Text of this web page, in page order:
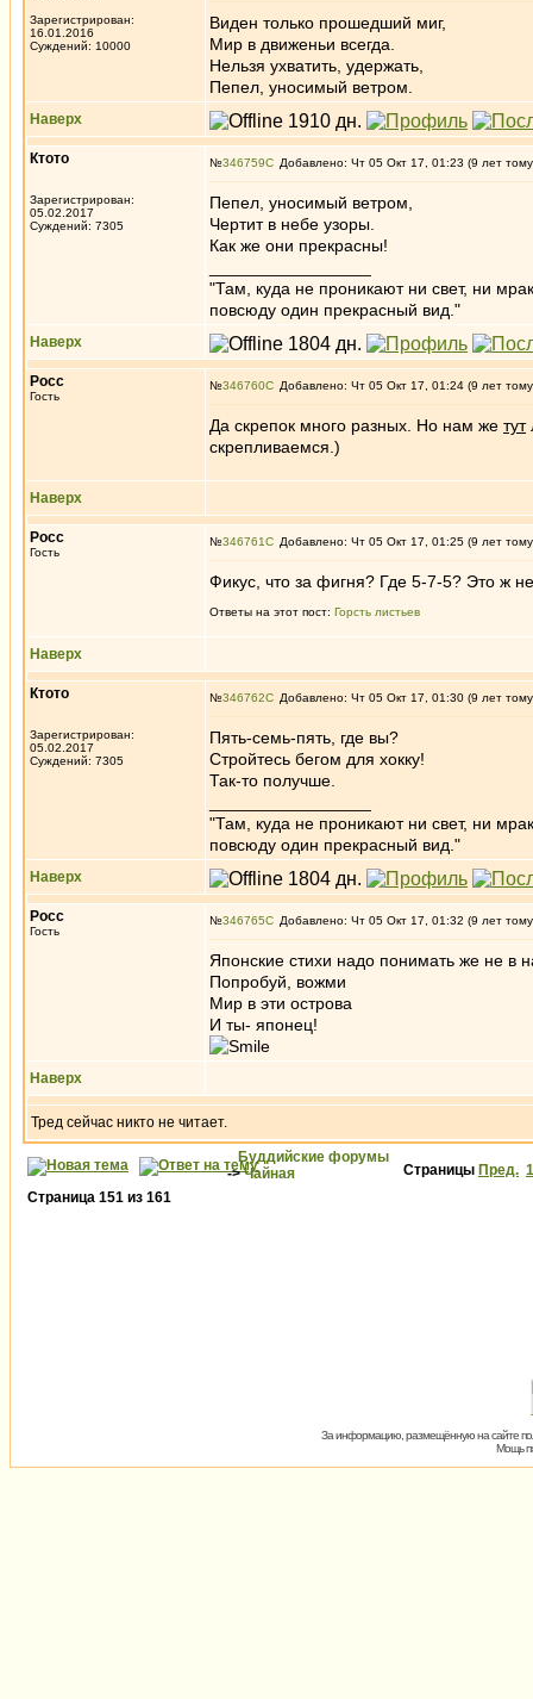
Зарегистрирован:
16.01.2016
Суждений: 10000
Виден только прошедший миг,
Мир в движеньи всегда.
Нельзя ухватить, удержать,
Пепел, уносимый ветром.
Наверх
Ктото
Зарегистрирован:
05.02.2017
Суждений: 7305
№346759 Добавлено: Чт 05 Окт 17, 01:23 (9 лет
Пепел, уносимый ветром,
Чертит в небе узоры.
Как же они прекрасны!
"Там, куда не проникают ни свет, ни
повсюду один прекрасный вид."
Наверх
Росс
Гость
№346760 Добавлено: Чт 05 Окт 17, 01:24 (9 лет
Да скрепок много разных. Но нам же тут
скрепливаемся.)
Наверх
Росс
Гость
№346761 Добавлено: Чт 05 Окт 17, 01:25 (9 лет
Фикус, что за фигня? Где 5-7-5? Это ж
Ответы на этот пост: Горсть листьев
Наверх
Ктото
Зарегистрирован:
05.02.2017
Суждений: 7305
№346762 Добавлено: Чт 05 Окт 17, 01:30 (9 лет
Пять-семь-пять, где вы?
Стройтесь бегом для хокку!
Так-то получше.
"Там, куда не проникают ни свет, ни
повсюду один прекрасный вид."
Наверх
Росс
Гость
№346765 Добавлено: Чт 05 Окт 17, 01:32 (9 лет
Японские стихи надо понимать же не в
Попробуй, вожми
Мир в эти острова
И ты- японец!
Наверх
Тред сейчас никто не читает.
Буддийские форумы
->Чайная Страницы Пред. 1
Страница 151 из 161
За информацию, размещённую на сайте
Мощь